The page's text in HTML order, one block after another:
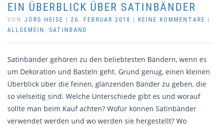
EIN ÜBERBLICK ÜBER SATINBÄNDER
VON JÖRG HEISE | 26. FEBRUAR 2018 | KEINE KOMMENTARE |
ALLGEMEIN
SATINBAND
Satinbänder gehören zu den beliebtesten Bändern, wenn es
um Dekoration und Basteln geht. Grund genug, einen kleinen
Überblick über die feinen, glänzenden Bänder zu geben, die
so vielseitig sind. Welche Unterschiede gibt es und worauf
sollte man beim Kauf achten? Wofür können Satinbänder
verwendet werden und wo werden sie hergestellt? Wo